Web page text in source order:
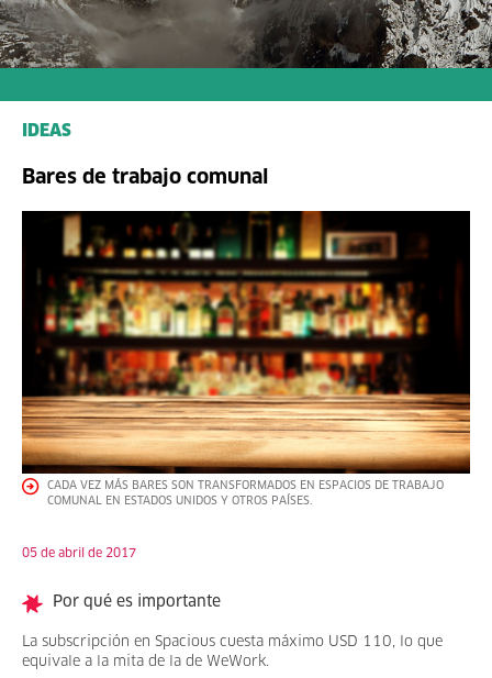
IDEAS
Bares de trabajo comunal
CADA VEZ MÁS BARES SON TRANSFORMADOS EN ESPACIOS DE TRABAJO
COMUNAL EN ESTADOS UNIDOS Y OTROS PAÍSES.
05 de abril de 2017
Por qué es importante
La subscripción en Spacious cuesta máximo USD 110, lo que
equivale a la mita de la de WeWork.